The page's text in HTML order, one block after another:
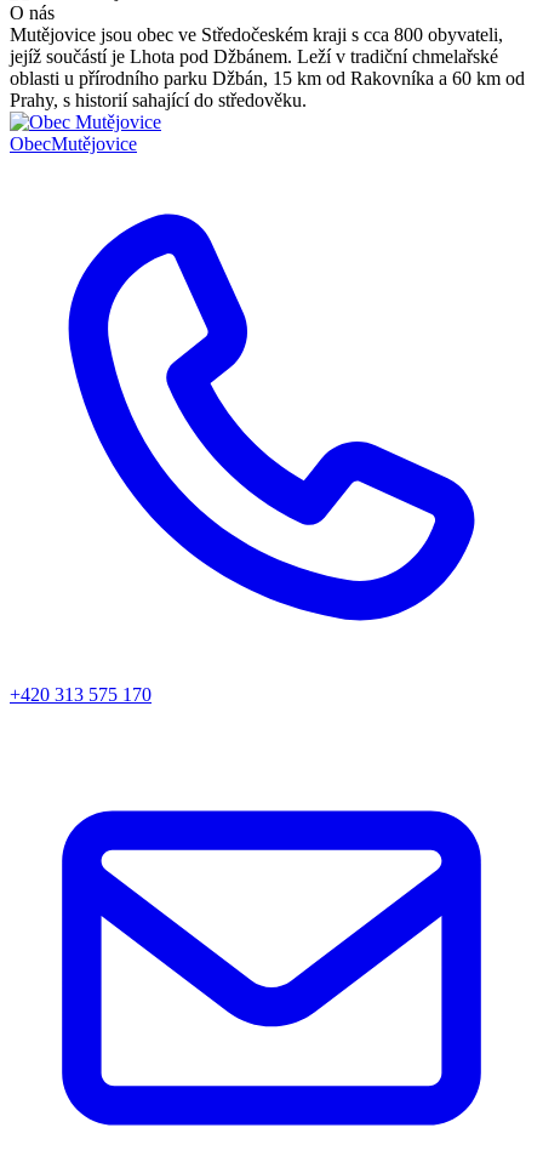
O nás
Mutějovice jsou obec ve Středočeském kraji s cca 800 obyvateli,
jejíž součástí je Lhota pod Džbánem. Leží v tradiční chmelařské
oblasti u přírodního parku Džbán, 15 km od Rakovníka a 60 km od
Prahy, s historií sahající do středověku.
ObecMutějovice
+420 313 575 170